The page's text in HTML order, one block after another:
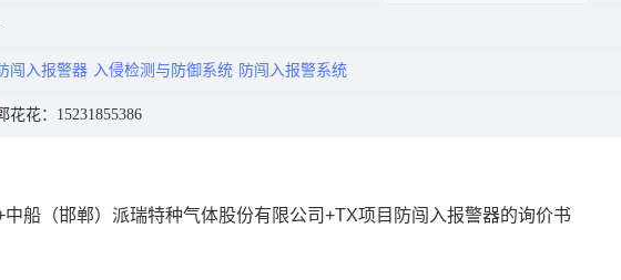
闯入报警器 入侵检测与防御系统 防闯入报警系统
花花：15231855386
船（邯郸）派瑞特种气体股份有限公司+TX项目防闯入报警器的询价书